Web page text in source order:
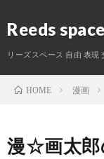
Reeds space
リーズスペース 自由 表現
HOME 漫画
漫☆画太郎